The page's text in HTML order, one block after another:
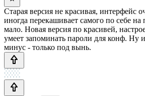
Старая версия не красивая, интерфейс
иногда перекашивает самого по себе на
мало. Новая версия по красивей,
умеет запоминать пароли для конф. Ну
минус - только под вынь.